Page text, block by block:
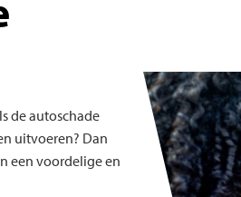
de autoschade
uitvoeren? Dan
een voordelige en